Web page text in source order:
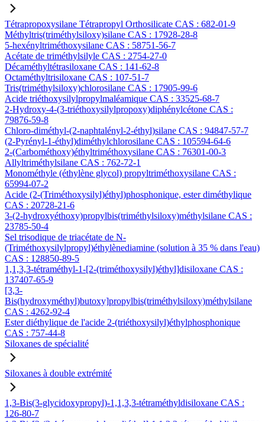
Tétrapropoxysilane Tétrapropyl Orthosilicate CAS : 682-01-9
Méthyltris(triméthylsiloxy)silane CAS : 17928-28-8
5-hexényltriméthoxysilane CAS : 58751-56-7
Acétate de triméthylsilyle CAS : 2754-27-0
Décaméthyltétrasiloxane CAS : 141-62-8
Octaméthyltrisiloxane CAS : 107-51-7
Tris(triméthylsiloxy)chlorosilane CAS : 17905-99-6
Acide triéthoxysilylpropylmaléamique CAS : 33525-68-7
2-Hydroxy-4-(3-triéthoxysilylpropoxy)diphénylcétone CAS :
79876-59-8
Chloro-diméthyl-(2-naphtalényl-2-éthyl)silane CAS : 94847-57-7
(2-Pyrényl-1-éthyl)diméthylchlorosilane CAS : 105594-64-6
2-(Carbométhoxy)éthyltriméthoxysilane CAS : 76301-00-3
Allyltriméthylsilane CAS : 762-72-1
Monométhyle (éthylène glycol) propyltriméthoxysilane CAS :
65994-07-2
Acide (2-(Triméthoxysilyl)éthyl)phosphonique, ester diméthylique
CAS : 20728-21-6
3-(2-hydroxyéthoxy)propylbis(triméthylsiloxy)méthylsilane CAS :
23785-50-4
Sel trisodique de triacétate de N-
(Triméthoxysilylpropyl)éthylènediamine (solution à 35 % dans l'eau)
CAS : 128850-89-5
1,1,3,3-tétraméthyl-1-[2-(triméthoxysilyl)éthyl]disiloxane CAS :
137407-65-9
[3,3-
Bis(hydroxyméthyl)butoxy]propylbis(triméthylsiloxy)méthylsilane
CAS : 4262-92-4
Ester diéthylique de l'acide 2-(triéthoxysilyl)éthylphosphonique
CAS : 757-44-8
Siloxanes de spécialité
Siloxanes à double extrémité
1,3-Bis(3-glycidoxypropyl)-1,1,3,3-tétraméthyldisiloxane CAS :
126-80-7